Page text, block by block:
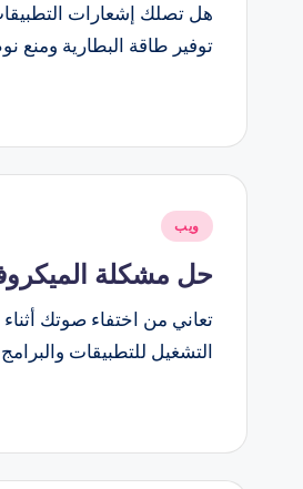
هل تصلك إشعارات
توفير طاقة البطارية ومنع
نُشرويب
حل مشكلة الميكروفون لا يعمل في
التشغيل للتطبيقات